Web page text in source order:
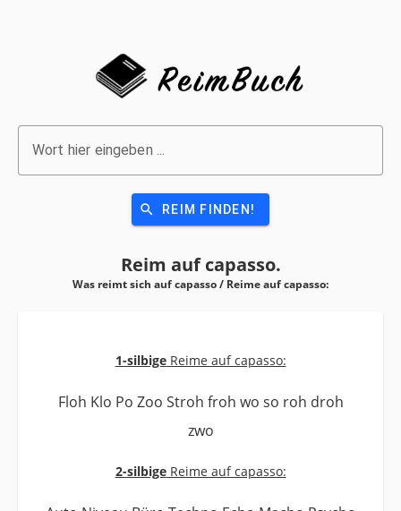
Wort hier eingeben ...
search REIM FINDEN!
Reim aufcapasso.
Was reimt sich auf capasso / Reime aufcapasso:
1-silbigeReime auf capasso:
Floh Klo Po Zoo Stroh froh wo so roh droh
zwo
2-silbigeReime auf capasso: